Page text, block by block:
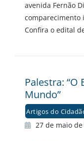
avenida Fernão
comparecimento
Confira o edital
Palestra: “O
Mundo”
Artigos do
27 de maio de